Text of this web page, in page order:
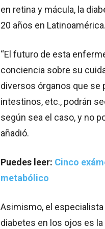
en retina y mácula, la
20 años en Latinoamérica.
“El futuro de esta
conciencia sobre su
diversos órganos que se
intestinos, etc., podrán
según sea el caso, y no
añadió.
Puedes leer: Cinco
metabólico
Asimismo, el
diabetes en los ojos es la